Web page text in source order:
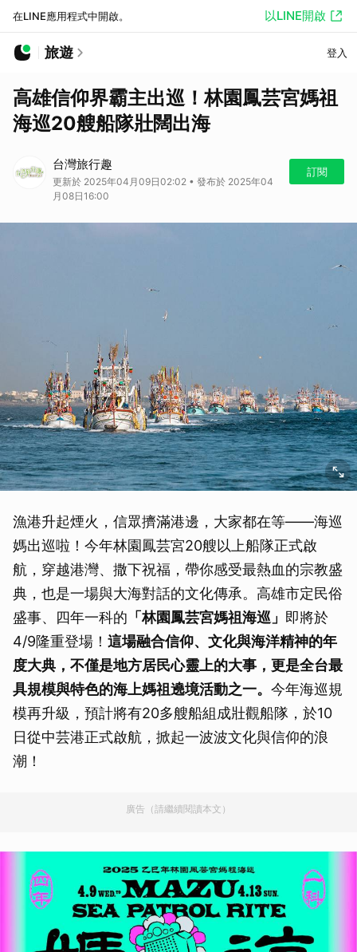
在LINE應用程式中開啟。 以LINE開啟
旅遊 登入
高雄信仰界霸主出巡！林園鳳芸宮媽祖
海巡20艘船隊壯闊出海
台灣旅行趣
更新於 2025年04月09日02:02 • 發布於 2025年04
月08日16:00
訂閱
漁港升起煙火，信眾擠滿港邊，大家都在等——海巡
媽出巡啦！今年林園鳳芸宮20艘以上船隊正式啟
航，穿越港灣、撒下祝福，帶你感受最熱血的宗教盛
典，也是一場與大海對話的文化傳承。高雄市定民俗
盛事、四年一科的 「林園鳳芸宮媽祖海巡」 即將於
4/9隆重登場！ 這場融合信仰、文化與海洋精神的年
度大典，不僅是地方居民心靈上的大事，更是全台最
具規模與特色的海上媽祖遶境活動之一。 今年海巡規
模再升級，預計將有20多艘船組成壯觀船隊，於10
日從中芸港正式啟航，掀起一波波文化與信仰的浪
潮！
廣告（請繼續閱讀本文）